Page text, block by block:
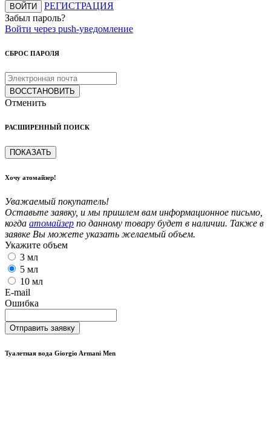
ВОЙТИ
РЕГИСТРАЦИЯ
Забыл пароль?
Войти через push-уведомление
СБРОС ПАРОЛЯ
ВОССТАНОВИТЬ
Отменить
РАСШИРЕННЫЙ ПОИСК
ПОКАЗАТЬ
Хочу атомайзер!
Уважаемый покупатель!
Оставьте заявку, и мы пришлем вам информационное письмо,
когда атомайзер по данному товару будет в наличии. Также в
заявке Вы можете указать желаемый объем.
Укажите объем
3 мл
5 мл
10 мл
E-mail
Ошибка
Отправить заявку
Туалетная вода Giorgio Armani Men